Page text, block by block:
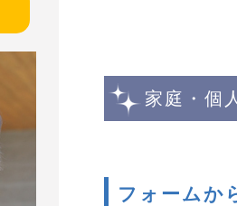
家庭・個
フォームか